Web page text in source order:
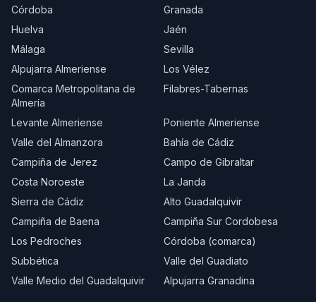
Córdoba
Granada
Huelva
Jaén
Málaga
Sevilla
Alpujarra Almeriense
Los Vélez
Comarca Metropolitana de
Almería
Filabres-Tabernas
Levante Almeriense
Poniente Almeriense
Valle del Almanzora
Bahía de Cádiz
Campiña de Jerez
Campo de Gibraltar
Costa Noroeste
La Janda
Sierra de Cádiz
Alto Guadalquivir
Campiña de Baena
Campiña Sur Cordobesa
Los Pedroches
Córdoba (comarca)
Subbética
Valle del Guadiato
Valle Medio del Guadalquivir
Alpujarra Granadina